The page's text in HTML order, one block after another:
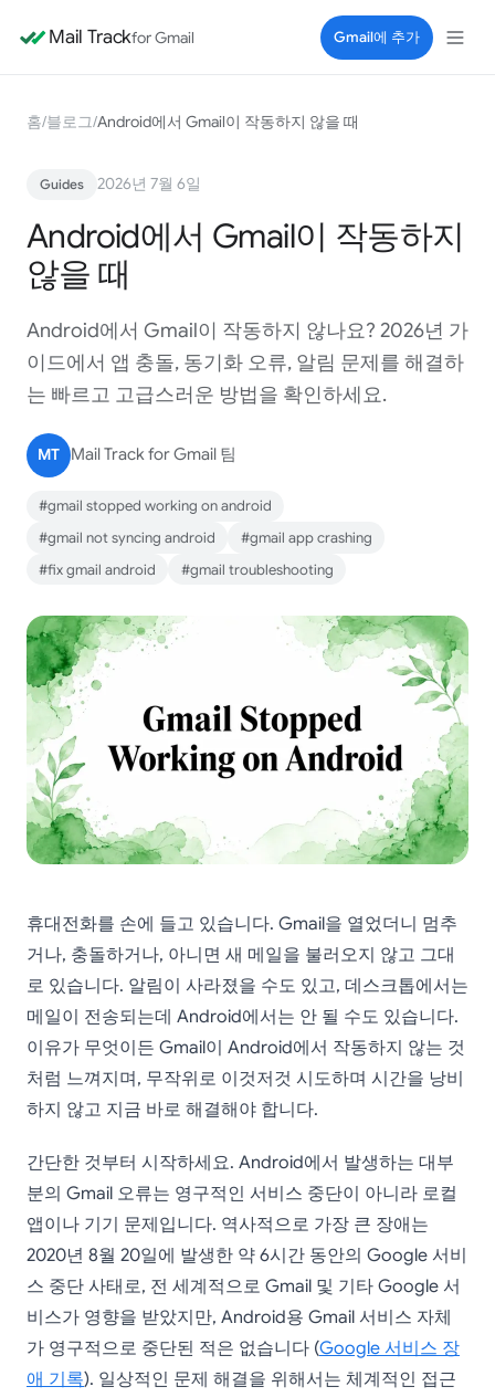
Mail Trackfor Gmail Gmail에 추가
홈/블로그/Android에서 Gmail이 작동하지 않을 때
Guides 2026년 7월 6일
Android에서 Gmail이 작동하지
않을 때
Android에서 Gmail이 작동하지 않나요? 2026년 가
이드에서 앱 충돌, 동기화 오류, 알림 문제를 해결하
는 빠르고 고급스러운 방법을 확인하세요.
MT Mail Track for Gmail 팀
#gmail stopped working on android
#gmail not syncing android
#gmail app crashing
#fix gmail android
#gmail troubleshooting
휴대전화를 손에 들고 있습니다. Gmail을 열었더니 멈추
거나, 충돌하거나, 아니면 새 메일을 불러오지 않고 그대
로 있습니다. 알림이 사라졌을 수도 있고, 데스크톱에서는
메일이 전송되는데 Android에서는 안 될 수도 있습니다.
이유가 무엇이든 Gmail이 Android에서 작동하지 않는 것
처럼 느껴지며, 무작위로 이것저것 시도하며 시간을 낭비
하지 않고 지금 바로 해결해야 합니다.
간단한 것부터 시작하세요. Android에서 발생하는 대부
분의 Gmail 오류는 영구적인 서비스 중단이 아니라 로컬
앱이나 기기 문제입니다. 역사적으로 가장 큰 장애는
2020년 8월 20일에 발생한 약 6시간 동안의 Google 서비
스 중단 사태로, 전 세계적으로 Gmail 및 기타 Google 서
비스가 영향을 받았지만, Android용 Gmail 서비스 자체
가 영구적으로 중단된 적은 없습니다 (Google 서비스 장
애 기록). 일상적인 문제 해결을 위해서는 체계적인 접근